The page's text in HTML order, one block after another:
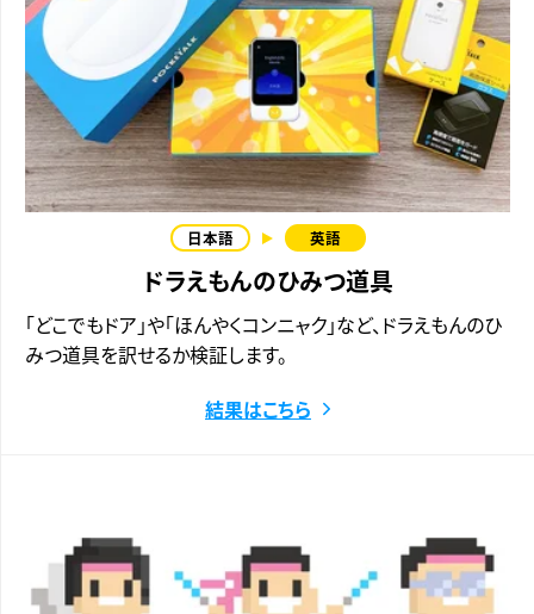
ドラえもんのひみつ道具
「どこでもドア」や「ほんやくコンニャク」など、ドラえもんのひ
みつ道具を訳せるか検証します。
結果はこちら